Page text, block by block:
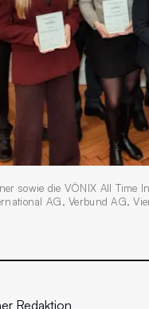
sowie die VÖNIX All Time
AG, Verbund AG,
Redaktion